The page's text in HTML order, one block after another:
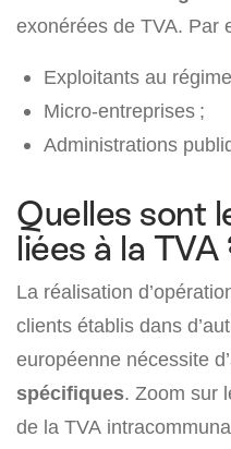
exonérées de TVA. Par
Exploitants au
Micro-entreprises ;
Administrations
Quelles sont
liées à la TVA
La réalisation
clients établis dans
européenne nécessite
spécifiques. Zoom sur
de la TVA